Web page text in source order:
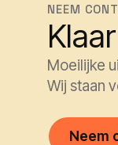
NEEM
Moeilijke
Wij staan
Neem